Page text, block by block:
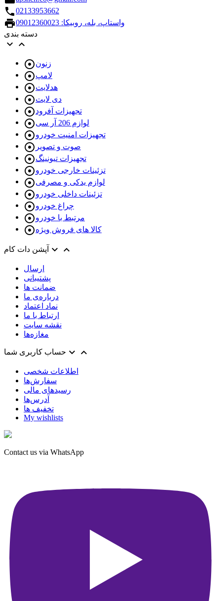
call02133953662
print
واستاپ، بله، روبیکا: 09012360023
دسته بندی
 
زنون
لامپ
هدلایت
دی لایت
 تجهیزات آفرود
 لوازم 206 آر سی
تجهیزات امنیت خودرو
 صوت و تصویر
تجهیزات تیونینگ
تزئینات خارجی خودرو
لوازم یدکی و مصرفی
تزئینات داخلی خودرو
چراغ خودرو
مرتبط با خودرو
کالا های فروش ویژه
آپشن دات کام  
ارسال
پشتیبانی
ضمانت ها
درباره‌ی ما
نماد اعتماد
ارتباط با ما
نقشه سايت
مغازه‌ها
حساب کاربری شما  
اطلاعات شخصی
سفارش‌ها
رسیدهای مالی
آدرس‌ها
تخفیف ها
My wishlists
Contact us via WhatsApp